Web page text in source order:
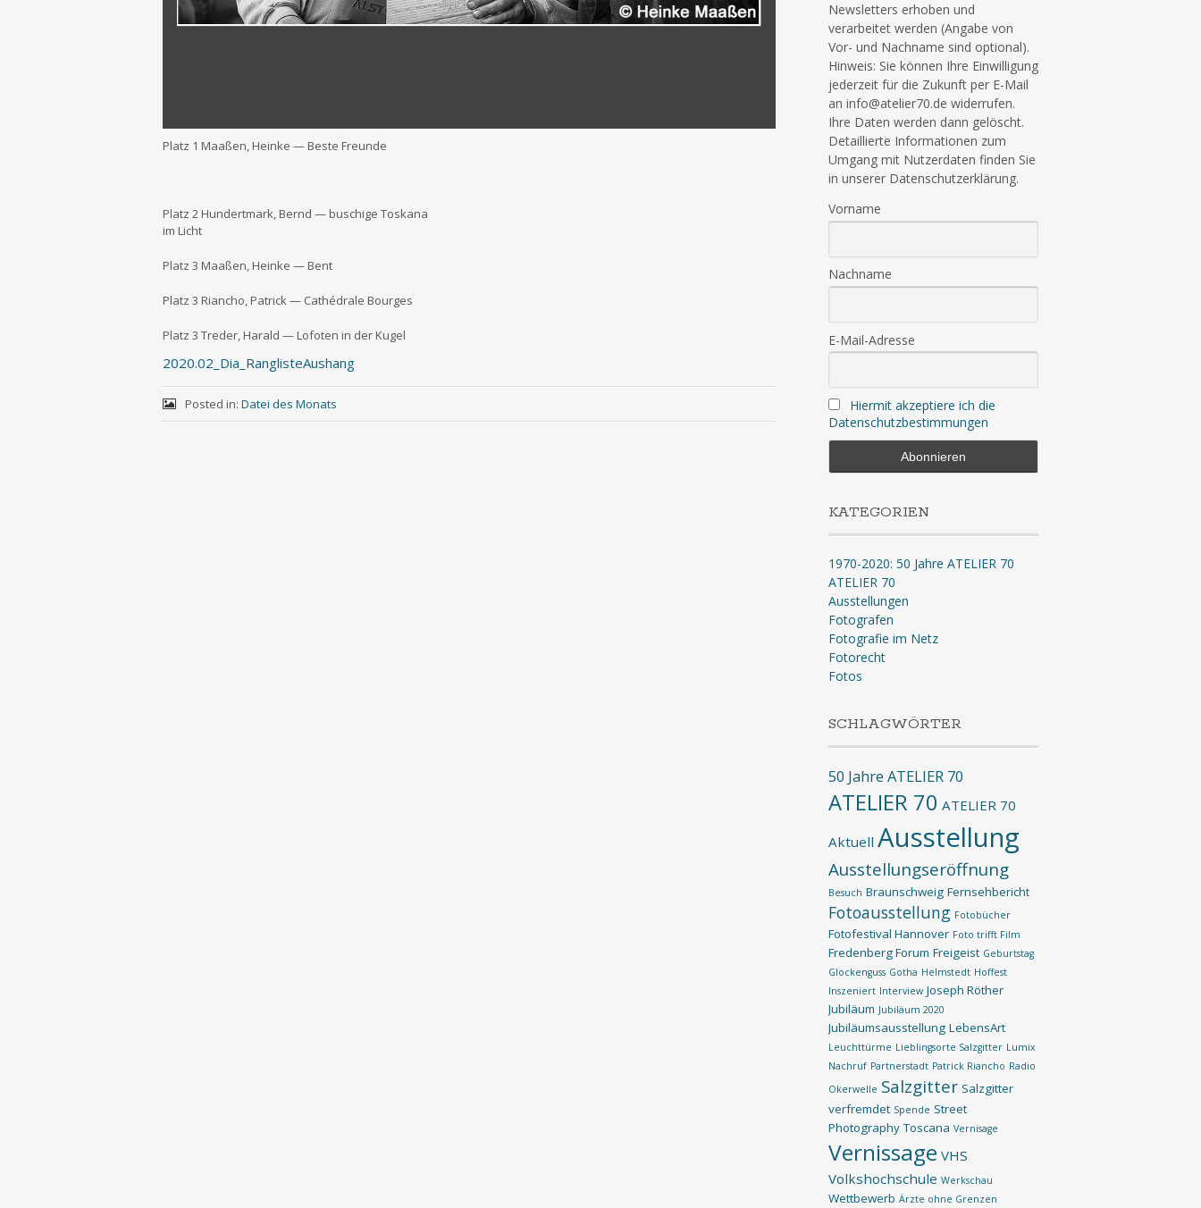
Platz 1 Maa­ßen, Hein­ke — Bes­te Freunde
Platz 2 Hun­dert­mark, Bernd — buschi­ge Tos­ka­na
im Licht
Platz 3 Maa­ßen, Hein­ke — Bent
Platz 3 Riancho, Patrick — Cathé­dra­le Bourges
Platz 3 Tre­der, Harald — Lofo­ten in der Kugel
2020.02_Dia_RanglisteAushang
Posted in: Datei des Monats
Newsletters erhoben und
verarbeitet werden (Angabe von
Vor- und Nachname sind optional).
Hinweis: Sie können Ihre Einwilligung
jederzeit für die Zukunft per E-Mail
an info@atelier70.de widerrufen.
Ihre Daten werden dann gelöscht.
Detaillierte Informationen zum
Umgang mit Nutzerdaten finden Sie
in unserer Datenschutzerklärung.
Vorname
Nachname
E-Mail-Adresse
Hiermit akzeptiere ich die
Datenschutzbestimmungen
KATEGORIEN
1970-2020: 50 Jahre ATELIER 70
ATELIER 70
Ausstellungen
Fotografen
Fotografie im Netz
Fotorecht
Fotos
SCHLAGWÖRTER
50 Jahre ATELIER 70
ATELIER 70 ATELIER 70
Aktuell Ausstellung
Ausstellungseröffnung
Besuch Braunschweig Fernsehbericht
Fotoausstellung Fotobücher
Fotofestival Hannover Foto trifft Film
Fredenberg Forum Freigeist Geburtstag
Glockenguss Gotha Helmstedt Hoffest
Inszeniert Interview Joseph Röther
Jubiläum Jubiläum 2020
Jubiläumsausstellung LebensArt
Leuchttürme Lieblingsorte Salzgitter Lumix
Nachruf Partnerstadt Patrick Riancho Radio
Okerwelle Salzgitter Salzgitter
verfremdet Spende Street
Photography Toscana Vernisage
Vernissage VHS
Volkshochschule Werkschau
Wettbewerb Ärzte ohne Grenzen